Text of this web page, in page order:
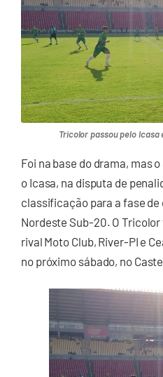
Tricolor passou pelo
Foi na base do drama, mas
o Icasa, na disputa de
classificação para a fase de
Nordeste Sub-20. O
rival Moto Club, River-PI e
no próximo sábado, no